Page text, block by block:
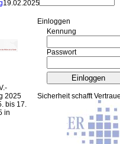
19.02.2025
2025
bis 17.
in
Ein­log­gen
Kennung
Passwort
Sicherheit schafft